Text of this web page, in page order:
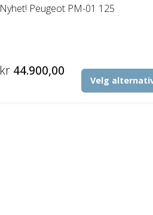
Nyhet! Peugeot PM-01 125
kr 44.900,00
Velg